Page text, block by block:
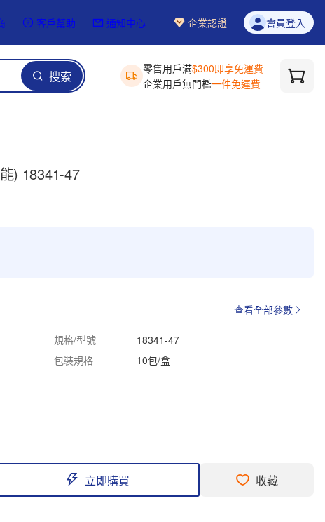
客戶幫助 通知中心 企業認證 會員登入
搜索 零售用戶滿$300即享免運費
企業用戶無門檻一件免運費
) 18341-47
查看全部參數
規格/型號
18341-47
包裝規格 10包/盒
立即購買 收藏